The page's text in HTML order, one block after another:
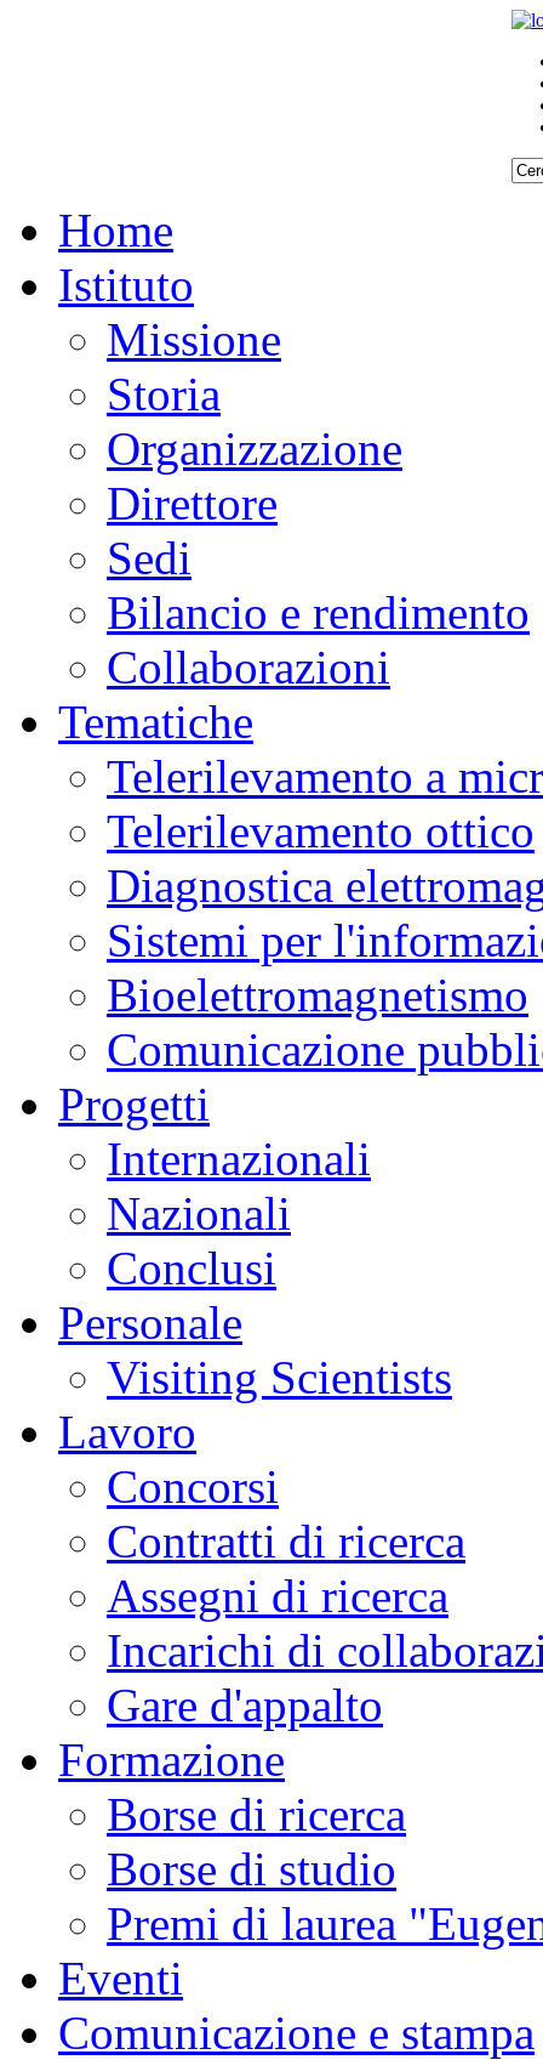
Home
Istituto
Missione
Storia
Organizzazione
Direttore
Sedi
Bilancio e rendimento
Collaborazioni
Tematiche
Telerilevamento a
Telerilevamento ottico
Diagnostica
Sistemi per
Bioelettromagnetismo
Comunicazione
Progetti
Internazionali
Nazionali
Conclusi
Personale
Visiting Scientists
Lavoro
Concorsi
Contratti di ricerca
Assegni di ricerca
Incarichi di
Gare d'appalto
Formazione
Borse di ricerca
Borse di studio
Premi di laurea
Eventi
Comunicazione e stampa